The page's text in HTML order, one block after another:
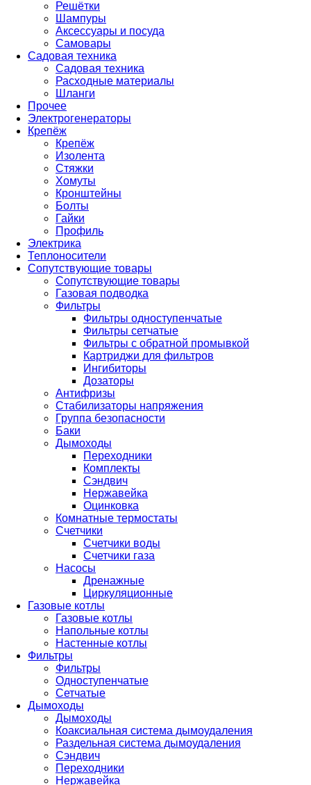
Решётки
Шампуры
Аксессуары и посуда
Самовары
Садовая техника
Садовая техника
Расходные материалы
Шланги
Прочее
Электрогенераторы
Крепёж
Крепёж
Изолента
Стяжки
Хомуты
Кронштейны
Болты
Гайки
Профиль
Электрика
Теплоносители
Сопутствующие товары
Сопутствующие товары
Газовая подводка
Фильтры
Фильтры одноступенчатые
Фильтры сетчатые
Фильтры с обратной промывкой
Картриджи для фильтров
Ингибиторы
Дозаторы
Антифризы
Стабилизаторы напряжения
Группа безопасности
Баки
Дымоходы
Переходники
Комплекты
Сэндвич
Нержавейка
Оцинковка
Комнатные термостаты
Счетчики
Счетчики воды
Счетчики газа
Насосы
Дренажные
Циркуляционные
Газовые котлы
Газовые котлы
Напольные котлы
Настенные котлы
Фильтры
Фильтры
Одноступенчатые
Сетчатые
Дымоходы
Дымоходы
Коаксиальная система дымоудаления
Раздельная система дымоудаления
Сэндвич
Переходники
Нержавейка